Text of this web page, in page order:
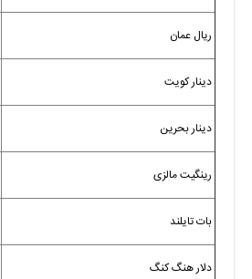
ریال عمان
دینار کویت
دینار بحرین
رینگیت مالزی
بات تایلند
دلار هنگ کنگ